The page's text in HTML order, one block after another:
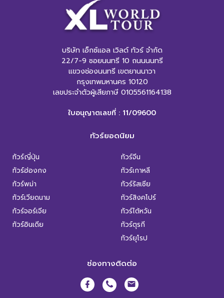
บริษัท เอ็กซ์แอล เวิลด์ ทัวร์ จำกัด
22/7-9 ซอยนนทรี 10 ถนนนนทรี
แขวงช่องนนทรี เขตยานนาวา
กรุงเทพมหานคร 10120
เลขประจำตัวผู้เสียภาษี 0105561164138
ใบอนุญาตเลขที่ : 11/09600
ทัวร์ยอดนิยม
ทัวร์ญี่ปุ่น
ทัวร์ฮ่องกง
ทัวร์พม่า
ทัวร์เวียดนาม
ทัวร์จอร์เจีย
ทัวร์อินเดีย
ทัวร์จีน
ทัวร์เกาหลี
ทัวร์รัสเซีย
ทัวร์สิงคโปร์
ทัวร์ไต้หวัน
ทัวร์ตุรกี
ทัวร์ยุโรป
ช่องทางติดต่อ